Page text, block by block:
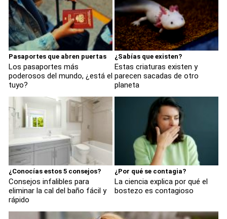
Pasaportes que abren puertas
Los pasaportes más
poderosos del mundo, ¿está el
tuyo?
¿Sabías que existen?
Estas criaturas existen y
parecen sacadas de otro
planeta
¿Conocías estos 5 consejos?
Consejos infalibles para
eliminar la cal del baño fácil y
rápido
¿Por qué se contagia?
La ciencia explica por qué el
bostezo es contagioso